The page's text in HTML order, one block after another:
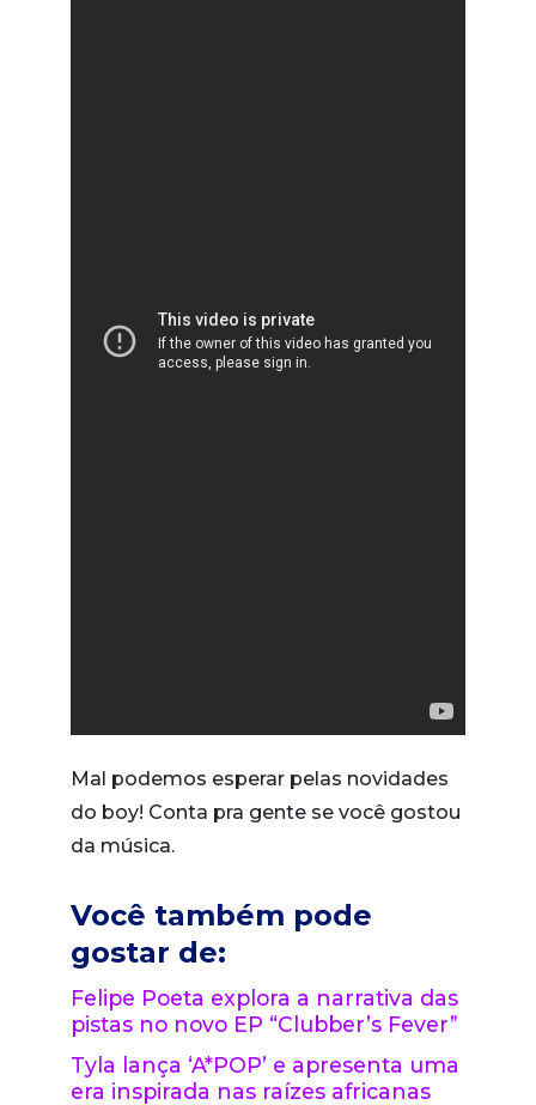
Mal podemos esperar pelas novidades
do boy! Conta pra gente se você gostou
da música.
Você também pode
gostar de:
Felipe Poeta explora a narrativa das
pistas no novo EP “Clubber’s Fever”
Tyla lança ‘A*POP’ e apresenta uma
era inspirada nas raízes africanas